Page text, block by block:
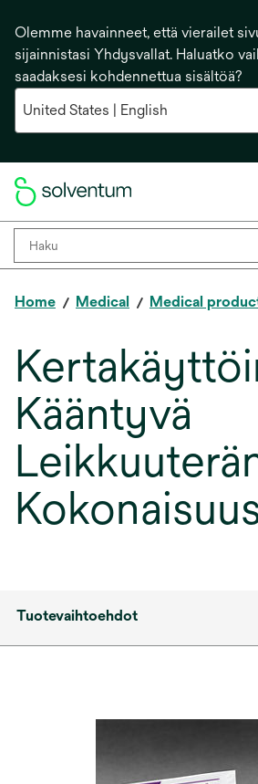
Olemme havainneet, että vierailet
sijainnistasi Yhdysvallat. Haluatko
saadaksesi kohdennettua sisältöä?
Home Medical Medical
Kääntyvä
Tuotevaihtoehdot